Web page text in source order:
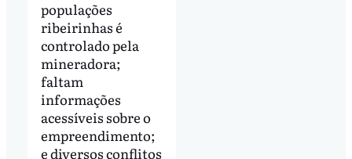
populações
ribeirinhas é
controlado pela
mineradora;
faltam
informações
acessíveis sobre o
empreendimento;
e diversos conflitos